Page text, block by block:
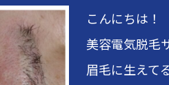
こんにちは！
美容電気脱毛
眉毛に生えて